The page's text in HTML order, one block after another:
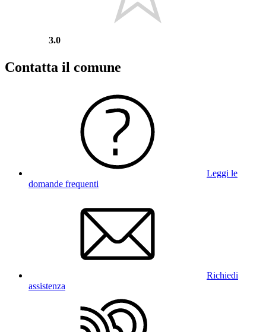
3.0
Contatta il comune
Leggi le
domande frequenti
Richiedi
assistenza